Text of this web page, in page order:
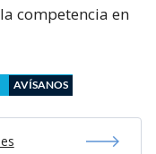
competencia en
AVÍSANOS